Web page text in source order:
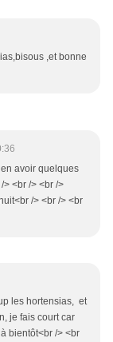
,et bonne
avoir quelques
> <br /> <br />
/> <br /> <br
les hortensias, et
je fais court car
bientôt<br /> <br